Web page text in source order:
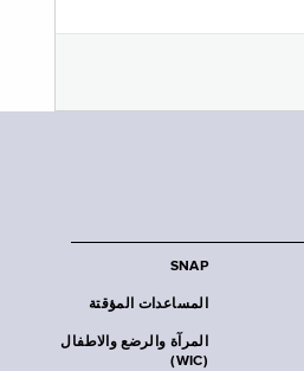
SNAP
المساعدات المؤقتة
المرآة والرضع والاطفال
(WIC)